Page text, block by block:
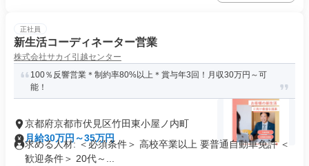
正社員
新生活コーディネーター営業
株式会社サカイ引越センター
100％反響営業＊制約率80%以上＊賞与年3回！月収30万円～可
能！
京都府京都市伏見区竹田東小屋ノ内町
月給30万円～35万円
求める人材: ＜必須条件＞ 高校卒業以上 要普通自動車免許 ＜
歓迎条件＞ 20代～...